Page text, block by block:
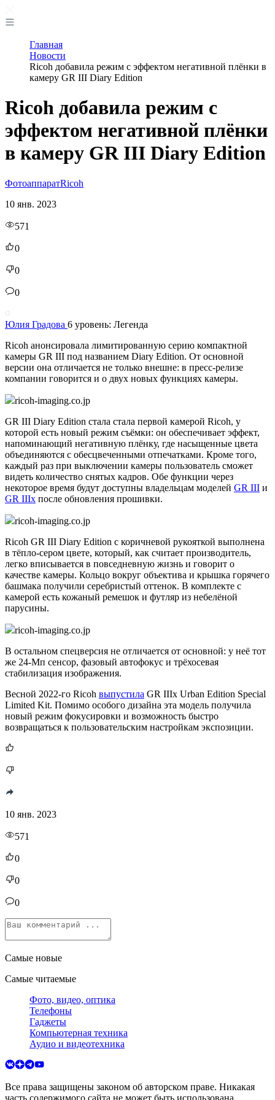
Главная
Новости
Ricoh добавила режим с эффектом негативной плёнки в
камеру GR III Diary Edition
Ricoh добавила режим с
эффектом негативной плёнки
в камеру GR III Diary Edition
ФотоаппаратRicoh
10 янв. 2023
571
0
0
0
Юлия Градова 6 уровень: Легенда
Ricoh анонсировала лимитированную серию компактной
камеры GR III под названием Diary Edition. От основной
версии она отличается не только внешне: в пресс-релизе
компании говорится и о двух новых функциях камеры.
ricoh-imaging.co.jp
GR III Diary Edition стала стала первой камерой Ricoh, у
которой есть новый режим съёмки: он обеспечивает эффект,
напоминающий негативную плёнку, где насыщенные цвета
объединяются с обесцвеченными отпечатками. Кроме того,
каждый раз при выключении камеры пользователь сможет
видеть количество снятых кадров. Обе функции через
некоторое время будут доступны владельцам моделей GR III и
GR IIIx после обновления прошивки.
ricoh-imaging.co.jp
Ricoh GR III Diary Edition с коричневой рукояткой выполнена
в тёпло-сером цвете, который, как считает производитель,
легко вписывается в повседневную жизнь и говорит о
качестве камеры. Кольцо вокруг объектива и крышка горячего
башмака получили серебристый оттенок. В комплекте с
камерой есть кожаный ремешок и футляр из небелёной
парусины.
ricoh-imaging.co.jp
В остальном спецверсия не отличается от основной: у неё тот
же 24-Мп сенсор, фазовый автофокус и трёхосевая
стабилизация изображения.
Весной 2022-го Ricoh выпустила GR IIIx Urban Edition Special
Limited Kit. Помимо особого дизайна эта модель получила
новый режим фокусировки и возможность быстро
возвращаться к пользовательским настройкам экспозиции.
10 янв. 2023
571
0
0
0
Самые новые
Самые читаемые
Фото, видео, оптика
Телефоны
Гаджеты
Компьютерная техника
Аудио и видеотехника
Все права защищены законом об авторском праве. Никакая
часть содержимого сайта не может быть использована,